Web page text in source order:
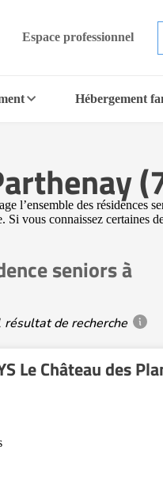
Espace professionnel
Hébergement
l’ensemble des résidences
vous connaissez certaines
seniors à
résultat de recherche
Le Château des